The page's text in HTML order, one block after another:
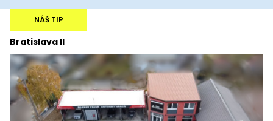
Bratislava II
NÁŠ TIP